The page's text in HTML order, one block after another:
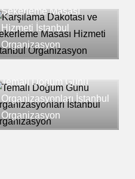
Şekerleme Masası
Hizmeti İstanbul
Organizasyon
Temalı Doğum Günü
Organizasyonları İstanbul
Organizasyon